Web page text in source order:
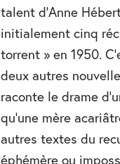
talent d’Anne
initialement cinq
torrent » en 1950.
deux autres
raconte le drame
qu’une mère
autres textes du
éphémère ou